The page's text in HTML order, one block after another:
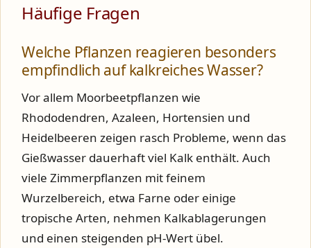
Häufige Fragen
Welche Pflanzen reagieren besonders
empfindlich auf kalkreiches Wasser?
Vor allem Moorbeetpflanzen wie
Rhododendren, Azaleen, Hortensien und
Heidelbeeren zeigen rasch Probleme, wenn das
Gießwasser dauerhaft viel Kalk enthält. Auch
viele Zimmerpflanzen mit feinem
Wurzelbereich, etwa Farne oder einige
tropische Arten, nehmen Kalkablagerungen
und einen steigenden pH-Wert übel.